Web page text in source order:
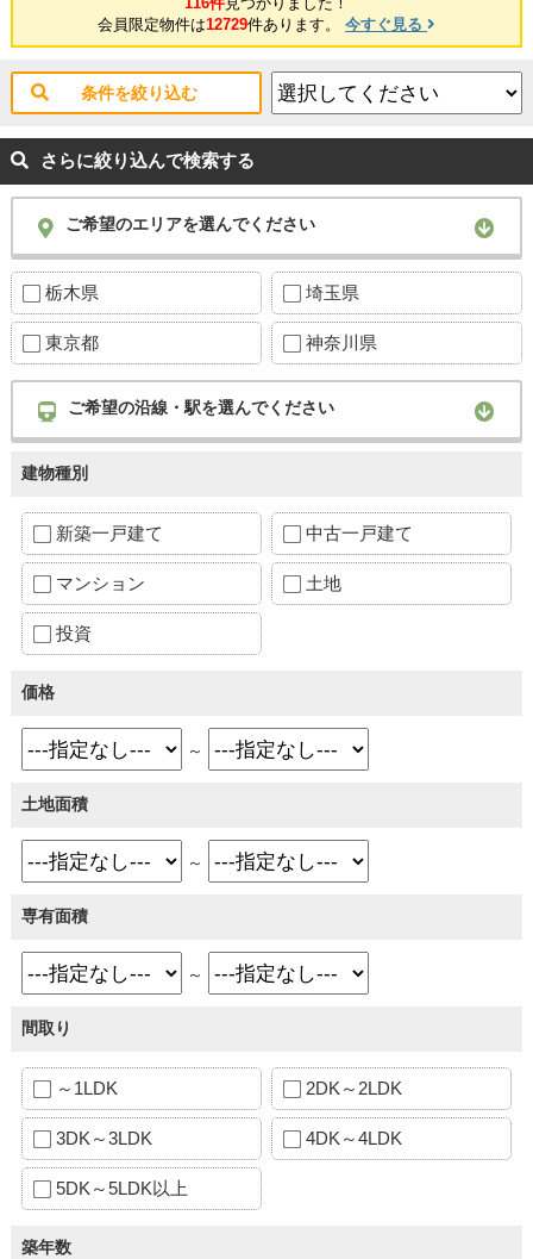
会員限定物件は12729件あります。 今すぐ見る
条件を絞り込む
さらに絞り込んで検索する
ご希望のエリアを選んでください
栃木県 埼玉県
東京都 神奈川県
ご希望の沿線・駅を選んでください
建物種別
新築一戸建て 中古一戸建て
マンション 土地
投資
価格
～
土地面積
～
専有面積
～
間取り
～1LDK 2DK～2LDK
3DK～3LDK 4DK～4LDK
5DK～5LDK以上
築年数